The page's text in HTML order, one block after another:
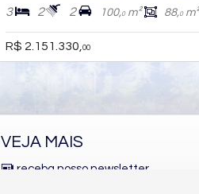
3 4 2 144,0m²
R$ 4.608.000, 00
VEJA MAIS
receba nosso newsletter